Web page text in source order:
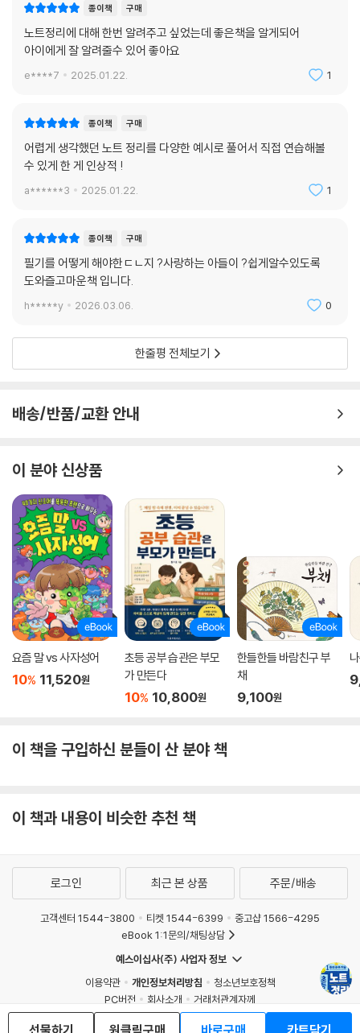
종이책 구매
노트정리에 대해 한번 알려주고 싶었는데 좋은책을 알게되어
아이에게 잘 알려줄수 있어 좋아요
e****7 2025.01.22. 1
종이책 구매
어렵게 생각했던 노트 정리를 다양한 예시로 풀어서 직접 연습해볼
수 있게 한 게 인상적 !
a******3 2025.01.22. 1
종이책 구매
필기를 어떻게 해야한ㄷㄴ지 ?사랑하는 아들이 ?쉽게알수있도록
도와즐고마운책 입니다.
h*****y 2026.03.06. 0
한줄평 전체보기
배송/반품/교환 안내
이 분야 신상품
요즘 말 vs 사자성어
10% 11,520원
초등 공부 습관은 부모
가 만든다
10% 10,800원
한들한들 바람친구 부
채
9,100원
이 책을 구입하신 분들이 산 분야 책
이 책과 내용이 비슷한 추천 책
선물하기 원클릭구매 바로구매 카트담기
로그인 최근 본 상품 주문/배송
고객센터 1544-3800 티켓 1544-6399
중고샵 1566-4295
eBook 1:1문의/채팅상담
예스이십사(주) 사업자 정보
이용약관
개인정보처리방침
청소년보호정책
PC버전
회사소개
거래처관계자께
도서홍보
광고